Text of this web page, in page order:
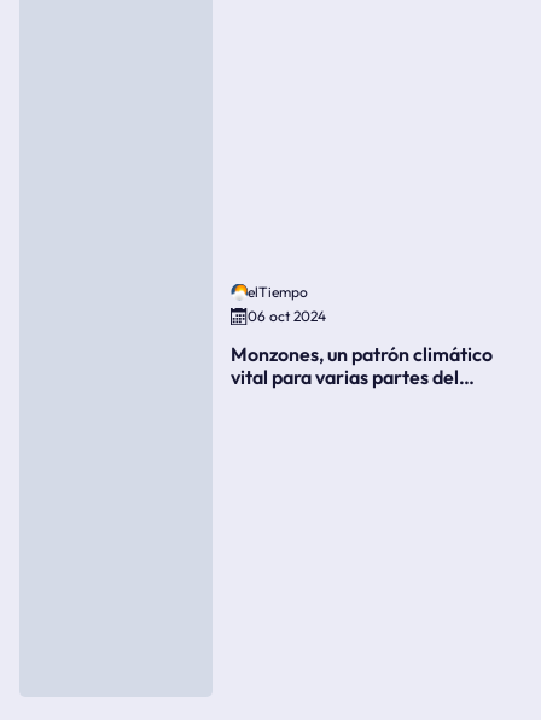
elTiempo
06 oct 2024
Monzones, un patrón climático
vital para varias partes del